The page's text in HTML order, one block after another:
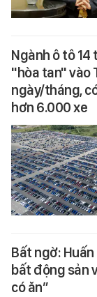
Ngành ô tô 14
"hòa tan" vào
ngày/tháng,
hơn 6.000 xe
Bất ngờ:
bất động sản
có ăn”